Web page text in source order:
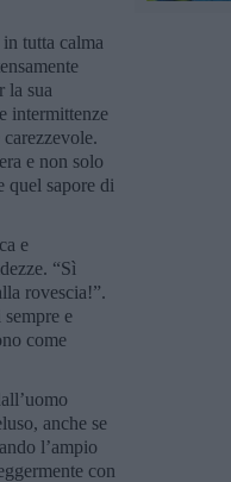
tutta calma
la sua
intermittenze
e non solo
quel sapore di
e
“Sì
rovescia!”.
e
come
anche se
l’ampio
con